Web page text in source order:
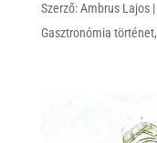
Szerző:Ambrus Lajos|
Gasztronómia történet,